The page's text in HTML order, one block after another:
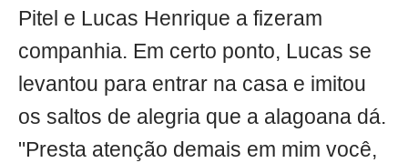
Pitel e Lucas Henrique a fizeram
companhia. Em certo ponto, Lucas se
levantou para entrar na casa e imitou
os saltos de alegria que a alagoana dá.
"Presta atenção demais em mim você,